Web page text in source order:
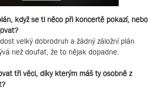
když se ti něco při koncertě pokazí, nebo
velký dobrodruh a žádný záložní plán
než doufat, že to nějak dopadne.
tři věci, díky kterým máš ty osobně z